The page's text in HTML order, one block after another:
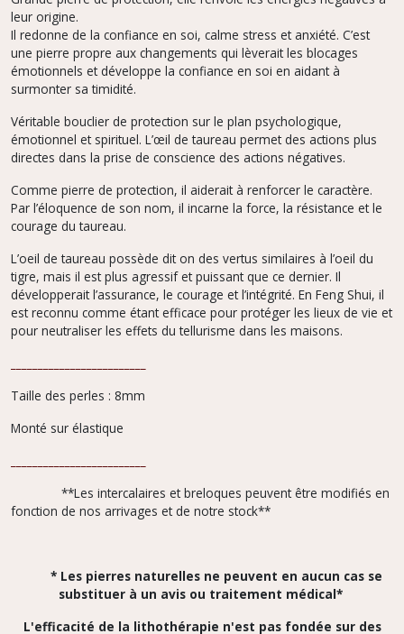
leur origine.
Il redonne de la confiance en soi, calme stress et anxiété. C’est
une pierre propre aux changements qui lèverait les blocages
émotionnels et développe la confiance en soi en aidant à
surmonter sa timidité.
Véritable bouclier de protection sur le plan psychologique,
émotionnel et spirituel. L’œil de taureau permet des actions plus
directes dans la prise de conscience des actions négatives.
Comme pierre de protection, il aiderait à renforcer le caractère.
Par l’éloquence de son nom, il incarne la force, la résistance et le
courage du taureau.
L’oeil de taureau possède dit on des vertus similaires à l’oeil du
tigre, mais il est plus agressif et puissant que ce dernier. Il
développerait l’assurance, le courage et l’intégrité. En Feng Shui, il
est reconnu comme étant efficace pour protéger les lieux de vie et
pour neutraliser les effets du tellurisme dans les maisons.
Taille des perles : 8mm
Monté sur élastique
**Les intercalaires et breloques peuvent être modifiés en
fonction de nos arrivages et de notre stock**
* Les pierres naturelles ne peuvent en aucun cas se
substituer à un avis ou traitement médical*
L'efficacité de la lithothérapie n'est pas fondée sur des